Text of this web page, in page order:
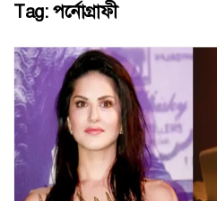
Tag: পর্নোগ্রাফী